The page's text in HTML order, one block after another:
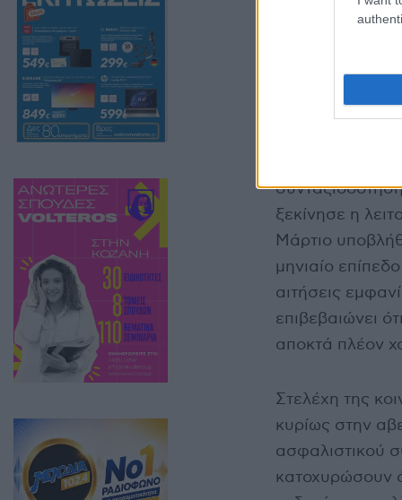
Το πρώτο
ξεκίνησε η
Μάρτιο
μηνιαίο
αιτήσεις
επιβεβαιώνει
αποκτά πλέον
Στελέχη της
κυρίως στην
ασφαλιστικού
κατοχυρώσουν